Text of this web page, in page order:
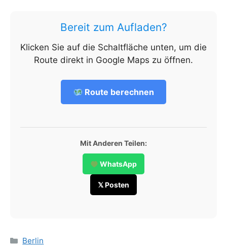
Bereit zum Aufladen?
Klicken Sie auf die Schaltfläche unten, um die
Route direkt in Google Maps zu öffnen.
Route berechnen
Mit Anderen Teilen:
WhatsApp
𝕏 Posten
Categories
Berlin